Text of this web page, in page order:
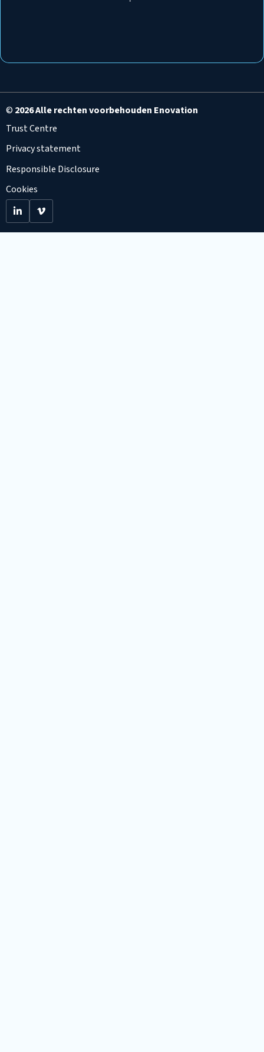
© 2026 Alle rechten voorbehouden Enovation
Trust Centre
Privacy statement
Responsible Disclosure
Cookies
Go
to
Go
to